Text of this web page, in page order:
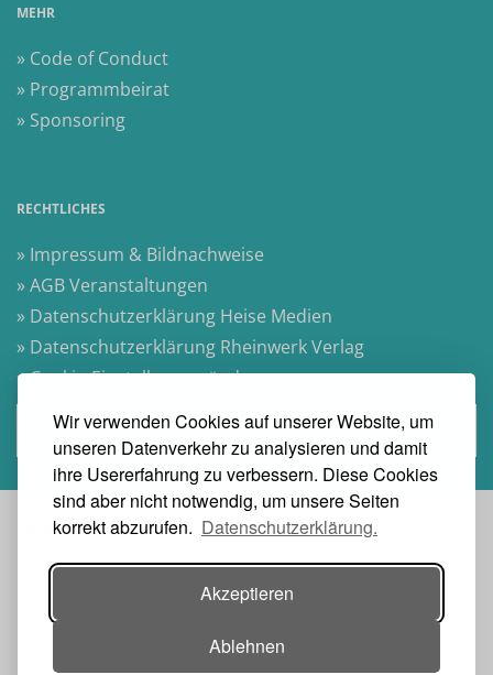
Wir verwenden Cookies auf unserer Website, um
unseren Datenverkehr zu analysieren und damit
ihre Usererfahrung zu verbessern. Diese Cookies
sind aber nicht notwendig, um unsere Seiten
korrekt abzurufen. Datenschutzerklärung.
Akzeptieren
Ablehnen
MEHR
» Code of Conduct
» Programmbeirat
» Sponsoring
RECHTLICHES
» Impressum & Bildnachweise
» AGB Veranstaltungen
» Datenschutzerklärung Heise Medien
» Datenschutzerklärung Rheinwerk Verlag
» Cookie-Einstellungen ändern
» Vertrag widerrufen
VERANSTALTER: